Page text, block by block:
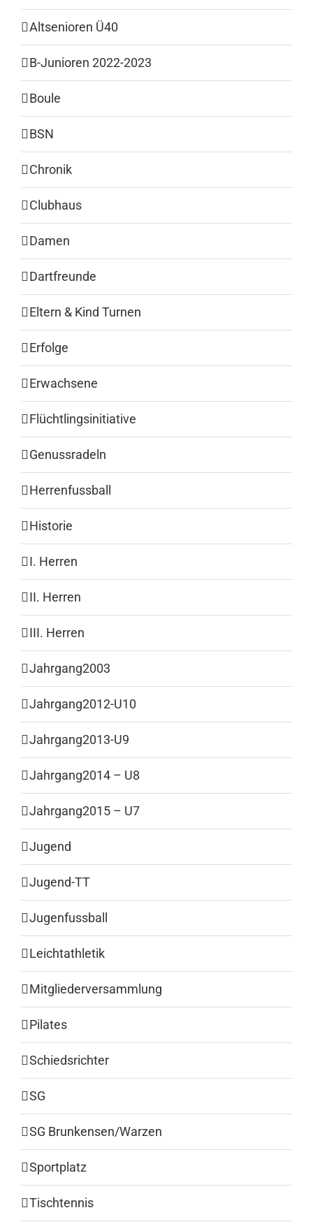
Altsenioren Ü40
B-Junioren 2022-2023
Boule
BSN
Chronik
Clubhaus
Damen
Dartfreunde
Eltern & Kind Turnen
Erfolge
Erwachsene
Flüchtlingsinitiative
Genussradeln
Herrenfussball
Historie
I. Herren
II. Herren
III. Herren
Jahrgang2003
Jahrgang2012-U10
Jahrgang2013-U9
Jahrgang2014 – U8
Jahrgang2015 – U7
Jugend
Jugend-TT
Jugenfussball
Leichtathletik
Mitgliederversammlung
Pilates
Schiedsrichter
SG
SG Brunkensen/Warzen
Sportplatz
Tischtennis